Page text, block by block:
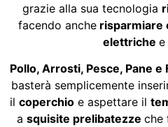
grazie alla sua tecnologia
facendo anche risparmiare
elettriche e
Pollo, Arrosti, Pesce, Pane e
basterà semplicemente
il coperchio e aspettare il
a squisite prelibatezze che